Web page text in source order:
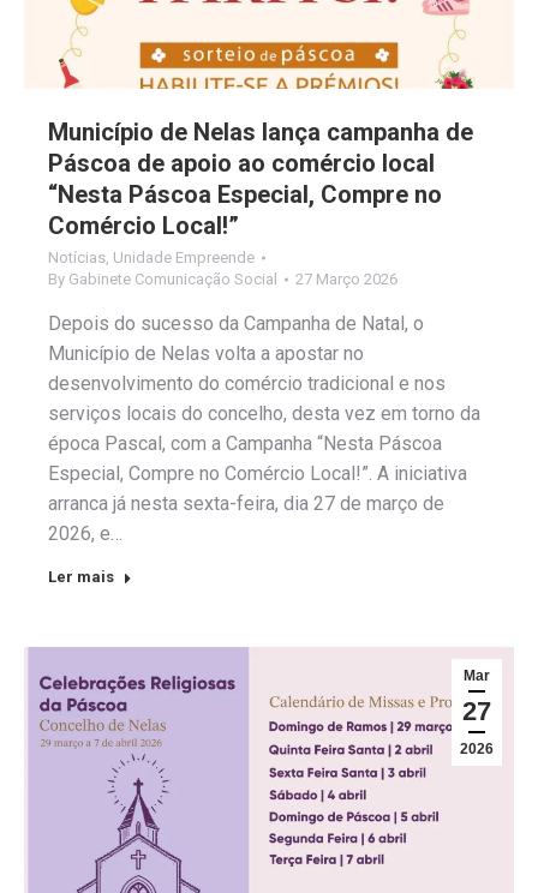
Município de Nelas lança campanha de
Páscoa de apoio ao comércio local
“Nesta Páscoa Especial, Compre no
Comércio Local!”
Notícias, Unidade Empreende
By Gabinete Comunicação Social 27 Março 2026
Depois do sucesso da Campanha de Natal, o
Município de Nelas volta a apostar no
desenvolvimento do comércio tradicional e nos
serviços locais do concelho, desta vez em torno da
época Pascal, com a Campanha “Nesta Páscoa
Especial, Compre no Comércio Local!”. A iniciativa
arranca já nesta sexta-feira, dia 27 de março de
2026, e…
Ler mais
Mar
27
2026